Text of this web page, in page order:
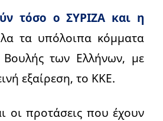
τόσο ο ΣΥΡΙΖΑ και η
τα υπόλοιπα κόμματα
Βουλής των Ελλήνων, με
εξαίρεση, το ΚΚΕ.
οι προτάσεις που έχουν